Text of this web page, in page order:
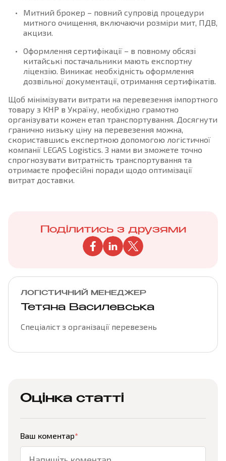
Митний брокер – повний супровід процедури
митного очищення, включаючи розміри мит, ПДВ,
акцизи.
Оформлення сертифікації – в повному обсязі
китайські постачальники мають експортну
ліцензію. Виникає необхідність оформлення
дозвільної документації, отримання сертифікатів.
Щоб мінімізувати витрати на перевезення імпортного
товару з КНР в Україну, необхідно грамотно
організувати кожен етап транспортування. Досягнути
гранично низьку ціну на перевезення можна,
скориставшись експертною допомогою логістичної
компанії LEGAS Logistics. З нами ви зможете точно
спрогнозувати витратність транспортування та
отримаєте професійні поради щодо оптимізації
витрат доставки.
Поділитись з друзями
ЛОГІСТИЧНИЙ МЕНЕДЖЕР
Тетяна Василевська
Спеціаліст з організації перевезень
Оцінка статті
Ваш коментар*